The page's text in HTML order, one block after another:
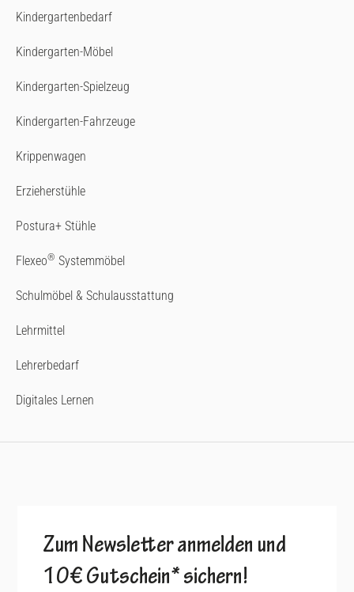
Kindergartenbedarf
Kindergarten-Möbel
Kindergarten-Spielzeug
Kindergarten-Fahrzeuge
Krippenwagen
Erzieherstühle
Postura+ Stühle
Flexeo® Systemmöbel
Schulmöbel & Schulausstattung
Lehrmittel
Lehrerbedarf
Digitales Lernen
Zum Newsletter anmelden und
10€ Gutschein* sichern!